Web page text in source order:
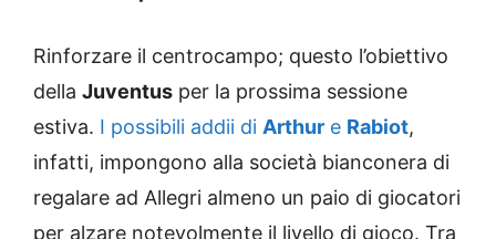
Rinforzare il centrocampo; questo l’obiettivo
della Juventus per la prossima sessione
estiva. I possibili addii di Arthur e Rabiot,
infatti, impongono alla società bianconera di
regalare ad Allegri almeno un paio di giocatori
per alzare notevolmente il livello di gioco. Tra